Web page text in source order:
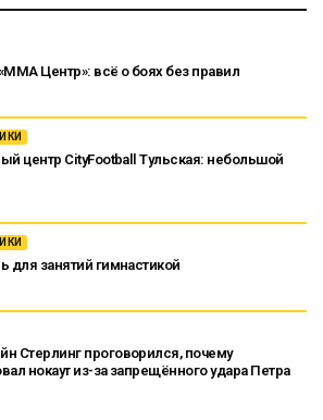
Центр»: всё о боях без правил
центр CityFootball Тульская: небольшой
для занятий гимнастикой
Стерлинг проговорился, почему
нокаут из-за запрещённого удара Петра